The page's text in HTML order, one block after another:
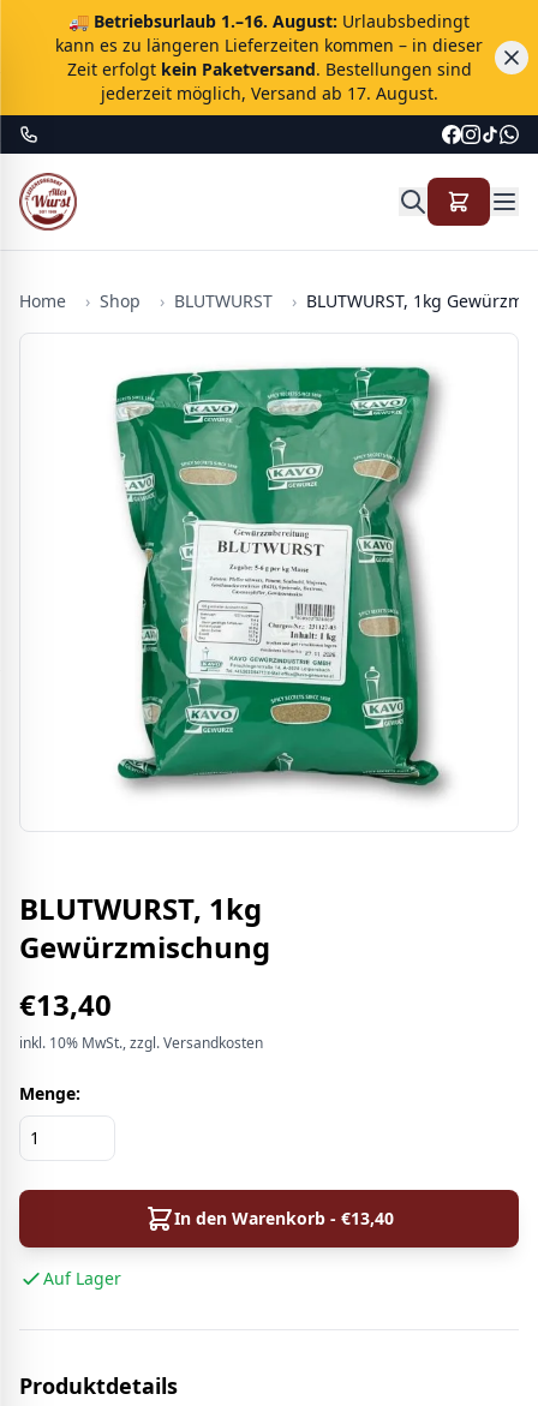
🚚 Betriebsurlaub 1.–16. August: Urlaubsbedingt
kann es zu längeren Lieferzeiten kommen – in dieser
Zeit erfolgt kein Paketversand. Bestellungen sind
jederzeit möglich, Versand ab 17. August.
Home › Shop › BLUTWURST › BLUTWURST, 1kg
BLUTWURST, 1kg
Gewürzmischung
€13,40
inkl. 10% MwSt., zzgl. Versandkosten
Menge:
In den Warenkorb - €13,40
Auf Lager
Produktdetails